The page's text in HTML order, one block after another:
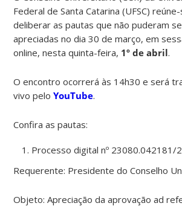
Federal de Santa Catarina (UFSC)
deliberaras pautas que não puderam
apreciadas no dia 30 de março, em
online, nesta quinta-feira, 1º de abril.
O encontro ocorrerá às 14h30 e será
vivo peloYouTube.
Confira as pautas:
Processo digital nº 23080.042181/
Requerente: Presidente do Conselho
Objeto: Apreciação da aprovação ad